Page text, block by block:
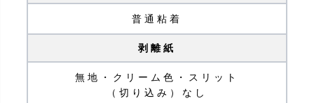
普通粘着
剥離紙
無地・クリーム色・スリット
（切り込み）なし